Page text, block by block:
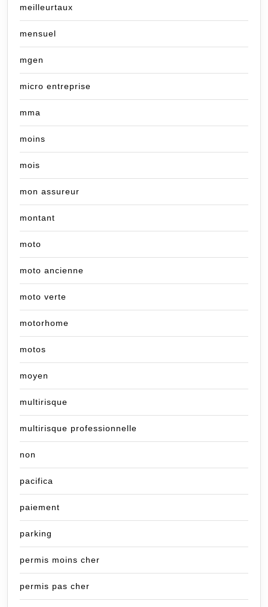
meilleurtaux
mensuel
mgen
micro entreprise
mma
moins
mois
mon assureur
montant
moto
moto ancienne
moto verte
motorhome
motos
moyen
multirisque
multirisque professionnelle
non
pacifica
paiement
parking
permis moins cher
permis pas cher